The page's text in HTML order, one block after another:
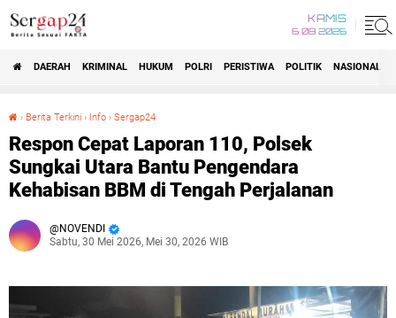
KAMIS
6 08 2026
DAERAH KRIMINAL HUKUM POLRI PERISTIWA POLITIK NASIONAL
› Berita Terkini › Info › Sergap24
Respon Cepat Laporan 110, Polsek
Sungkai Utara Bantu Pengendara
Kehabisan BBM di Tengah Perjalanan
NOVENDI
Sabtu, 30 Mei 2026, Mei 30, 2026 WIB